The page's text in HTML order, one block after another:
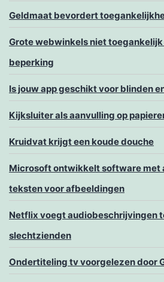
Geldmaat bevordert
Grote webwinkels niet
beperking
Is jouw app geschikt voor blinden
Kijksluiter als aanvulling op
Kruidvat krijgt een koude douche
Microsoft ontwikkelt software met
teksten voor afbeeldingen
Netflix voegt audiobeschrijvingen
slechtzienden
Ondertiteling tv voorgelezen door